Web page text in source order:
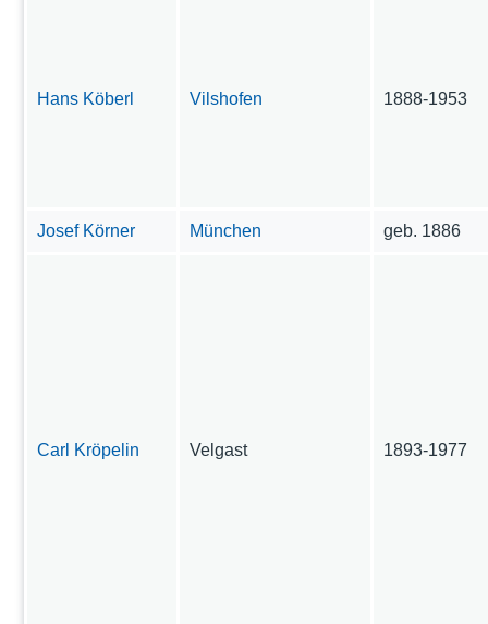
Hans Köberl Vilshofen 1888-1953
Josef Körner München geb. 1886
Carl Kröpelin Velgast 1893-1977